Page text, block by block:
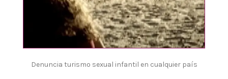
Denuncia turismo sexual infantil en cualquier país